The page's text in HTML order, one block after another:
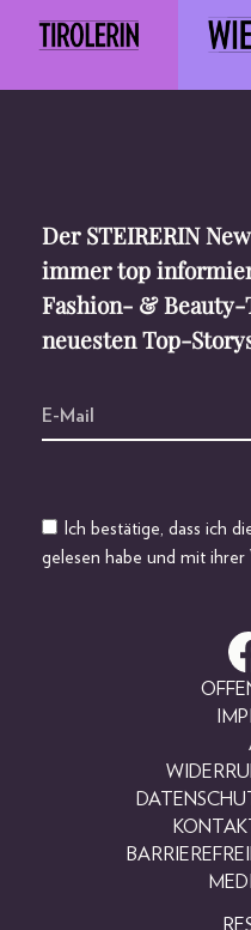
Der STEIRERIN
immer top
Fashion- &
neuesten Top-
Ich bestätige, dass ich
gelesen habe und mit ihrer